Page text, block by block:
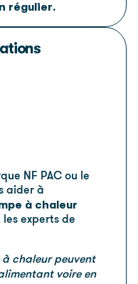
régulier.
NF PAC ou le
aider à
à chaleur
les experts de
chaleur peuvent
voire en